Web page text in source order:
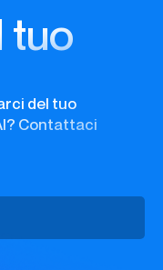
tuo
del tuo
Contattaci